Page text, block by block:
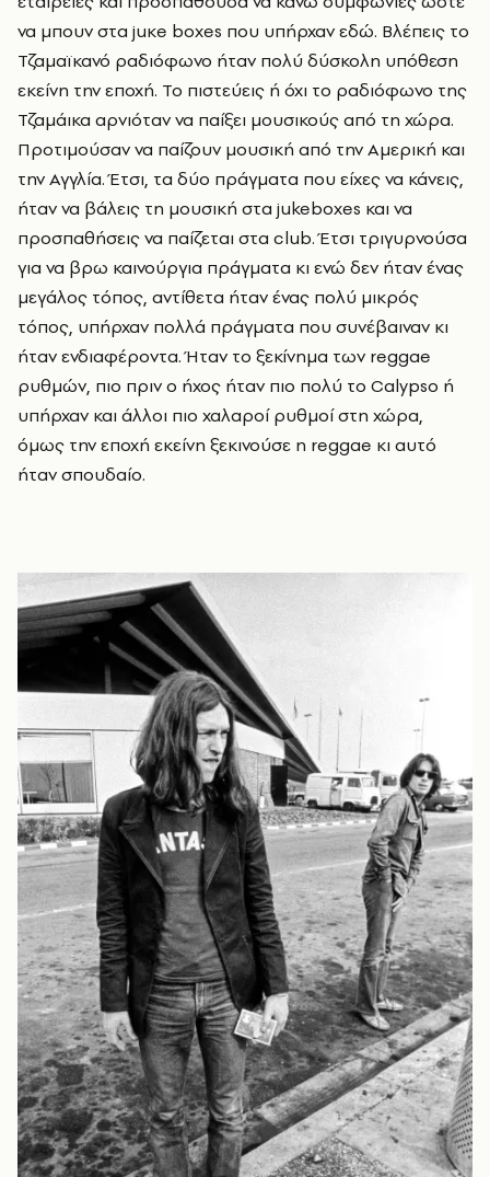
να μπουν στα juκe boxes που υπήρχαν εδώ. Βλέπεις το
Τζαμαϊκανό ραδιόφωνο ήταν πολύ δύσκολη υπόθεση
εκείνη την εποχή. Το πιστεύεις ή όχι το ραδιόφωνο της
Τζαμάικα αρνιόταν να παίξει μουσικούς από τη χώρα.
Προτιμούσαν να παίζουν μουσική από την Αμερική και
την Αγγλία. Έτσι, τα δύο πράγματα που είχες να κάνεις,
ήταν να βάλεις τη μουσική στα jukeboxes και να
προσπαθήσεις να παίζεται στα club. Έτσι τριγυρνούσα
για να βρω καινούργια πράγματα κι ενώ δεν ήταν ένας
μεγάλος τόπος, αντίθετα ήταν ένας πολύ μικρός
τόπος, υπήρχαν πολλά πράγματα που συνέβαιναν κι
ήταν ενδιαφέροντα. Ήταν το ξεκίνημα των reggae
ρυθμών, πιο πριν ο ήχος ήταν πιο πολύ το Calypso ή
υπήρχαν και άλλοι πιο χαλαροί ρυθμοί στη χώρα,
όμως την εποχή εκείνη ξεκινούσε η reggae κι αυτό
ήταν σπουδαίο.